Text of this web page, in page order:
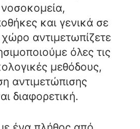
και γενικά σε
αντιμετωπίζετε
όλες τις
μεθόδους,
αντιμετώπισης
διαφορετική.